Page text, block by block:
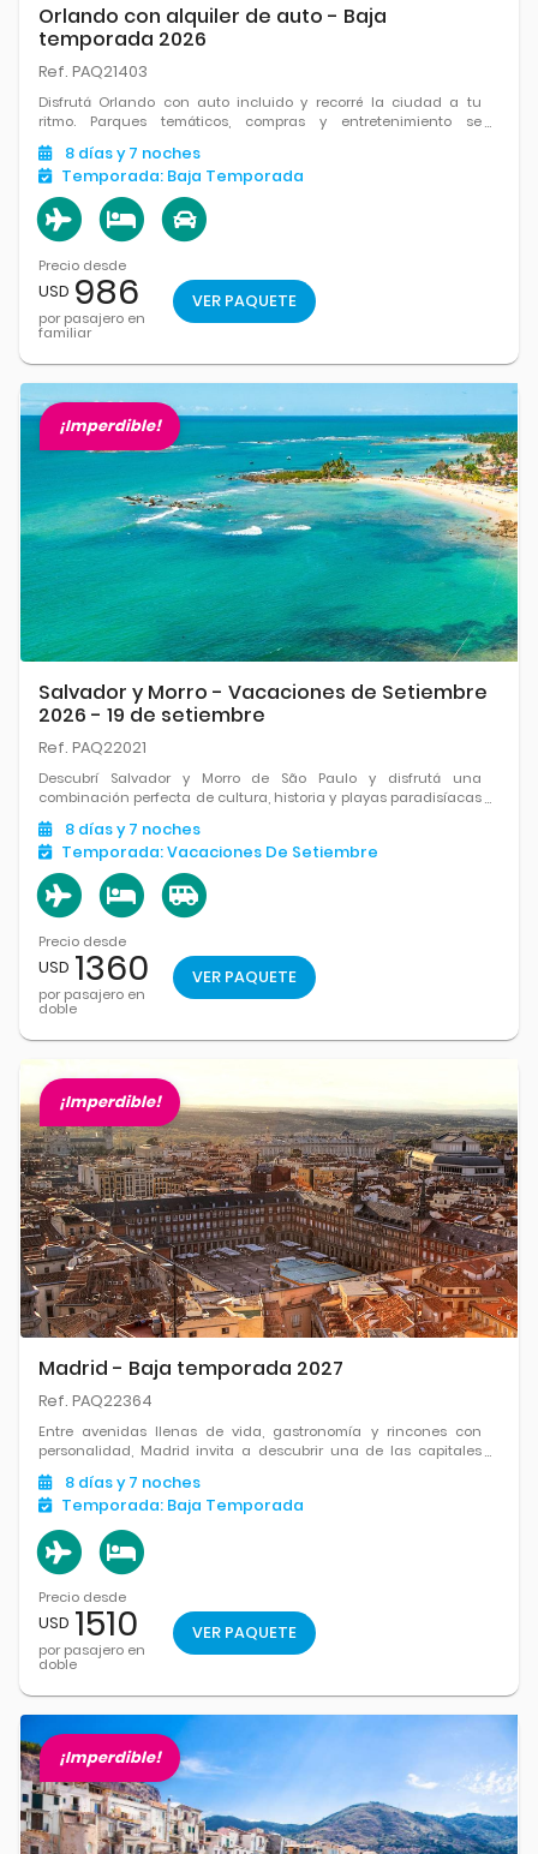
Orlando con alquiler de auto - Baja
temporada 2026
Ref. PAQ21403
Disfrutá Orlando con auto incluido y recorré la ciudad a tu
ritmo. Parques temáticos, compras y entretenimiento se
combinan con la libertad de explorar cada rincón y aprovechar
al máximo cada día.
8 díasy 7 noches
Temporada: Baja Temporada
Precio desde
USD 986
por pasajero en
familiar
VER PAQUETE
¡Imperdible!
Salvador y Morro - Vacaciones de Setiembre
2026 - 19 de setiembre
Ref. PAQ22021
Descubrí Salvador y Morro de São Paulo y disfrutá una
combinación perfecta de cultura, historia y playas paradisíacas
en el corazón de Bahía.
8 díasy 7 noches
Temporada:Vacaciones De Setiembre
Precio desde
USD 1360
por pasajero en
doble
VER PAQUETE
¡Imperdible!
Madrid - Baja temporada 2027
Ref. PAQ22364
Entre avenidas llenas de vida, gastronomía y rincones con
personalidad, Madrid invita a descubrir una de las capitales
más vibrantes de Europa.
8 díasy 7 noches
Temporada: Baja Temporada
Precio desde
USD 1510
por pasajero en
doble
VER PAQUETE
¡Imperdible!